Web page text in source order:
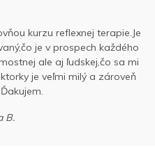
kurzu reflexnej terapie.Je
je v prospech každého
ale aj ľudskej,čo sa mi
je veľmi milý a zároveň
B.